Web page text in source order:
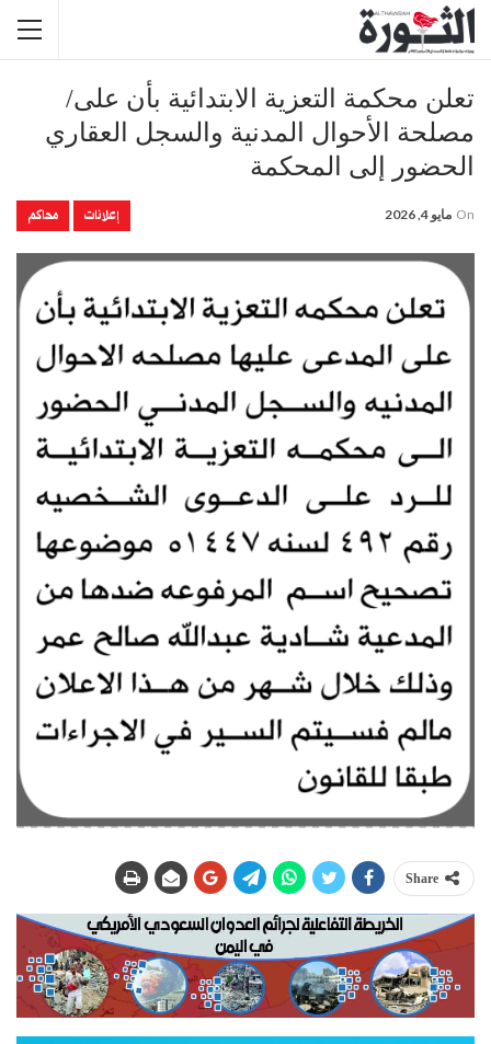
تعلن محكمة التعزية الابتدائية بأن على/
مصلحة الأحوال المدنية والسجل العقاري
الحضور إلى المحكمة
إعلانات محاكم On مايو 4, 2026
Share